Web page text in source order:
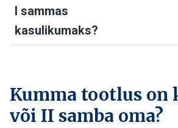
I sammas
kasulikumaks?
Kumma tootlus on
või II samba oma?